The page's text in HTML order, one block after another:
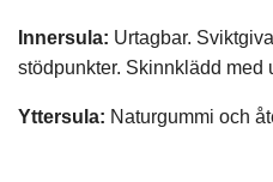
Innersula: Urtagbar.
stödpunkter. Skinnklädd med
Yttersula: Naturgummi och